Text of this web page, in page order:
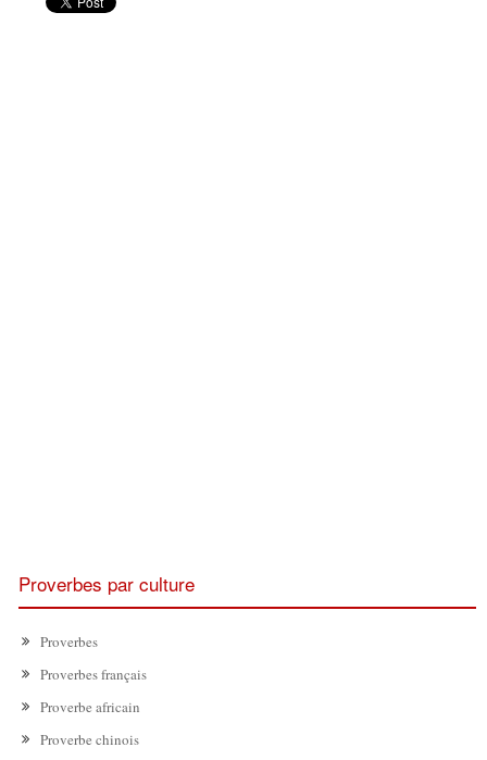
Proverbes par culture
Proverbes
Proverbes français
Proverbe africain
Proverbe chinois